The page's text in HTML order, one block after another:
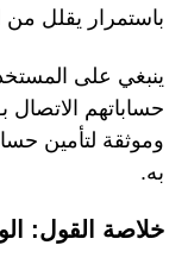
باستمرار يقلل من
ينبغي على
وموثقة لتأمين
به.
خلاصة القول: